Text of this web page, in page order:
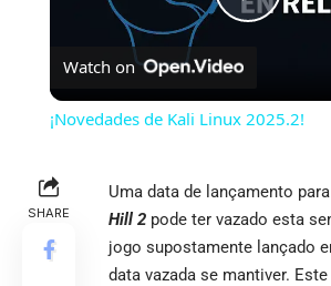
Play
Watch on
¡Novedades de Kali Linux 2025.2!
SHARE
Uma data de lançamento
Hill 2 pode ter vazado esta
jogo supostamente lançado
data vazada se mantiver.